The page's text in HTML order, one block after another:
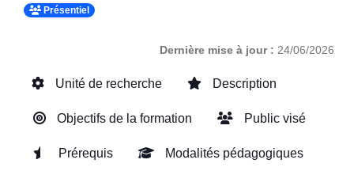
Présentiel
Dernière mise à jour : 24/06/2026
Unité de recherche Description
Objectifs de la formation Public visé
Prérequis Modalités pédagogiques